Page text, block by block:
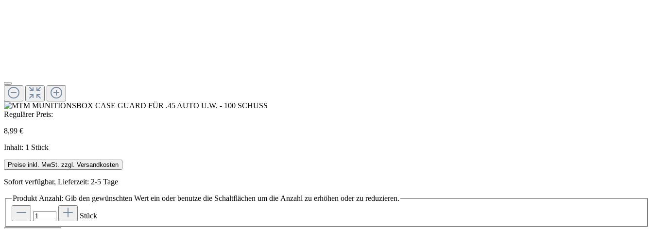
Regulärer Preis:
8,99 €
Inhalt: 1 Stück
Preise inkl. MwSt. zzgl. Versandkosten
Sofort verfügbar, Lieferzeit: 2-5 Tage
Produkt Anzahl: Gib den gewünschten Wert ein oder benutze die Schaltflächen um die Anzahl zu erhöhen oder zu reduzieren.
Stück